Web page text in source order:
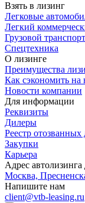
Взять в лизинг
Легковые
Легкий
Грузовой транспорт
Спецтехника
О лизинге
Преимущества
Как сэкономить на
Новости компании
Для информации
Реквизиты
Дилеры
Реестр отозванных
Закупки
Карьера
Адрес
Москва,
Напишите нам
client@vtb-leasing.ru